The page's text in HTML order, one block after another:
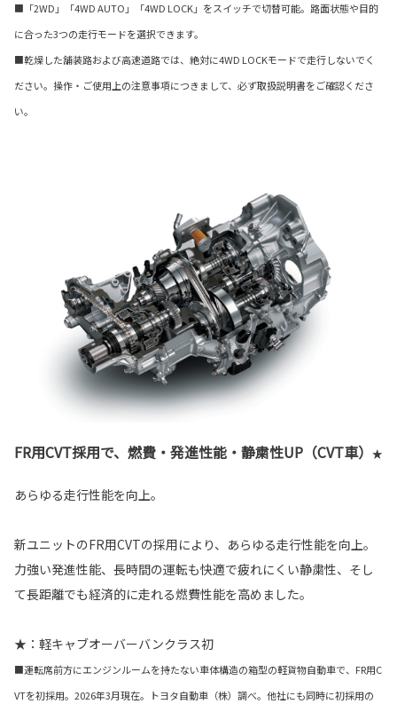
■「2WD」「4WD AUTO」「4WD LOCK」をスイッチで切替可能。路面状態や目的
に合った3つの走行モードを選択できます。
■乾燥した舗装路および高速道路では、絶対に4WD LOCKモードで走行しないでく
ださい。操作・ご使用上の注意事項につきまして、必ず取扱説明書をご確認くださ
い。
FR用CVT採用で、燃費・発進性能・静粛性UP（CVT車） ★
あらゆる走行性能を向上。
新ユニットのFR用CVTの採用により、あらゆる走行性能を向上。
力強い発進性能、長時間の運転も快適で疲れにくい静粛性、そし
て長距離でも経済的に走れる燃費性能を高めました。
★：軽キャブオーバーバンクラス初
■運転席前方にエンジンルームを持たない車体構造の箱型の軽貨物自動車で、FR用C
VTを初採用。2026年3月現在。トヨタ自動車（株）調べ。他社にも同時に初採用の